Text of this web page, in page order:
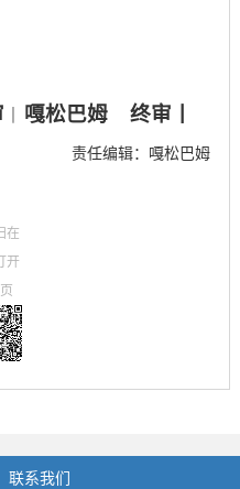
嘎松巴姆 终审丨
责任编辑：嘎松巴姆
在
开
联系我们